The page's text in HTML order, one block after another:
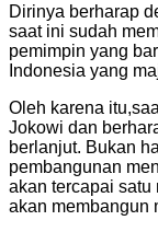
Dirinya berharap
saat ini sudah
pemimpin yang
Indonesia yang
Oleh karena
Jokowi dan
berlanjut. Bukan
pembangunan
akan tercapai satu
akan membangun